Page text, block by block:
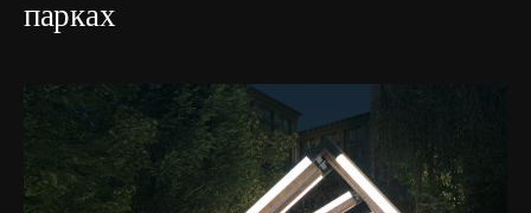
парках